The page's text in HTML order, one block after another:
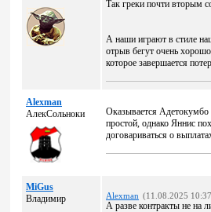
Так греки почти вторым
А наши играют в стиле
отрыв бегут очень
которое завершается
Alexman
АлекСольноки
Оказывается Адетокумбо
простой, однако Яннис
договариваться о
MiGus
Владимир
Alexman (11.08.2025
А разве контракты не на